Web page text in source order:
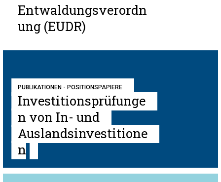
Entwaldungsverordn
ung (EUDR)
PUBLIKATIONEN - POSITIONSPAPIERE
Investitionsprüfunge
n von In- und
Auslandsinvestitione
n